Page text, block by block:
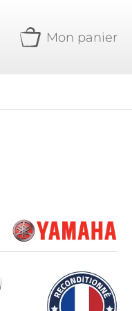
Mon panier